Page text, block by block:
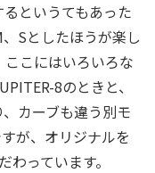
というてもあった
Sとしたほうが楽し
こにはいろいろな
8のときと、
カーブも違う別モ
が、オリジナルを
っています。